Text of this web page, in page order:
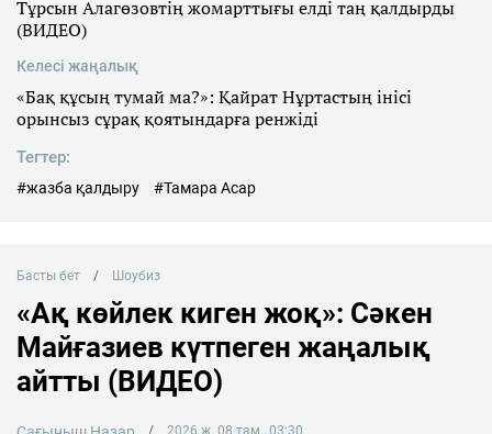
Тұрсын Алагөзовтің жомарттығы елді таң қалдырды
(ВИДЕО)
Келесі жаңалық
«Бақ құсың тумай ма?»: Қайрат Нұртастың інісі
орынсыз сұрақ қоятындарға ренжіді
Тегтер:
#жазба қалдыру #Тамара Асар
Басты бет Шоубиз
«Ақ көйлек киген жоқ»: Сәкен
Майғазиев күтпеген жаңалық
айтты (ВИДЕО)
2026 ж. 08 там., 03:30